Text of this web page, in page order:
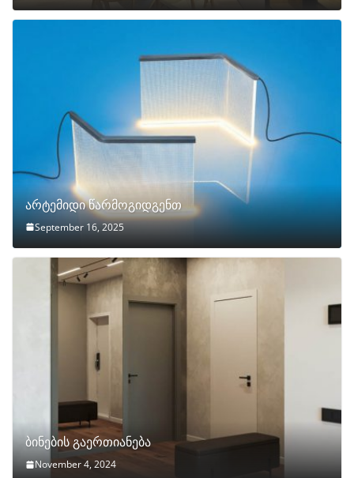
არტემიდი წარმოგიდგენთ
September 16, 2025
ბინების გაერთიანება
November 4, 2024